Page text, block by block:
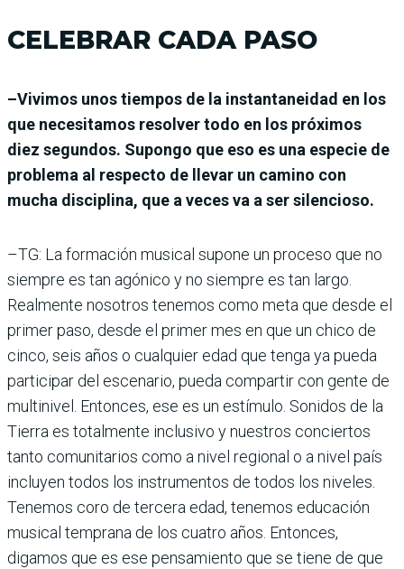
CELEBRAR CADA PASO
–Vivimos unos tiempos de la instantaneidad en los
que necesitamos resolver todo en los próximos
diez segundos. Supongo que eso es una especie de
problema al respecto de llevar un camino con
mucha disciplina, que a veces va a ser silencioso.
–TG: La formación musical supone un proceso que no
siempre es tan agónico y no siempre es tan largo.
Realmente nosotros tenemos como meta que desde el
primer paso, desde el primer mes en que un chico de
cinco, seis años o cualquier edad que tenga ya pueda
participar del escenario, pueda compartir con gente de
multinivel. Entonces, ese es un estímulo. Sonidos de la
Tierra es totalmente inclusivo y nuestros conciertos
tanto comunitarios como a nivel regional o a nivel país
incluyen todos los instrumentos de todos los niveles.
Tenemos coro de tercera edad, tenemos educación
musical temprana de los cuatro años. Entonces,
digamos que es ese pensamiento que se tiene de que